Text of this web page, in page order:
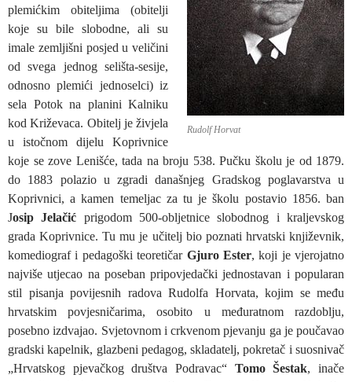
Rudolf Horvat
plemićkim obiteljima (obitelji
koje su bile slobodne, ali su
imale zemljišni posjed u veličini
od svega jednog selišta-sesije,
odnosno plemići jednoselci) iz
sela Potok na planini Kalniku
kod Križevaca. Obitelj je živjela
u istočnom dijelu Koprivnice
koje se zove Lenišće, tada na broju 538. Pučku školu je od 1879.
do 1883 polazio u zgradi današnjeg Gradskog poglavarstva u
Koprivnici, a kamen temeljac za tu je školu postavio 1856. ban
Josip Jelačić prigodom 500-obljetnice slobodnog i kraljevskog
grada Koprivnice. Tu mu je učitelj bio poznati hrvatski književnik,
komediograf i pedagoški teoretičar Gjuro Ester, koji je vjerojatno
najviše utjecao na poseban pripovjedački jednostavan i popularan
stil pisanja povijesnih radova Rudolfa Horvata, kojim se među
hrvatskim povjesničarima, osobito u međuratnom razdoblju,
posebno izdvajao. Svjetovnom i crkvenom pjevanju ga je poučavao
gradski kapelnik, glazbeni pedagog, skladatelj, pokretač i suosnivač
„Hrvatskog pjevačkog društva Podravac“ Tomo Šestak, inače